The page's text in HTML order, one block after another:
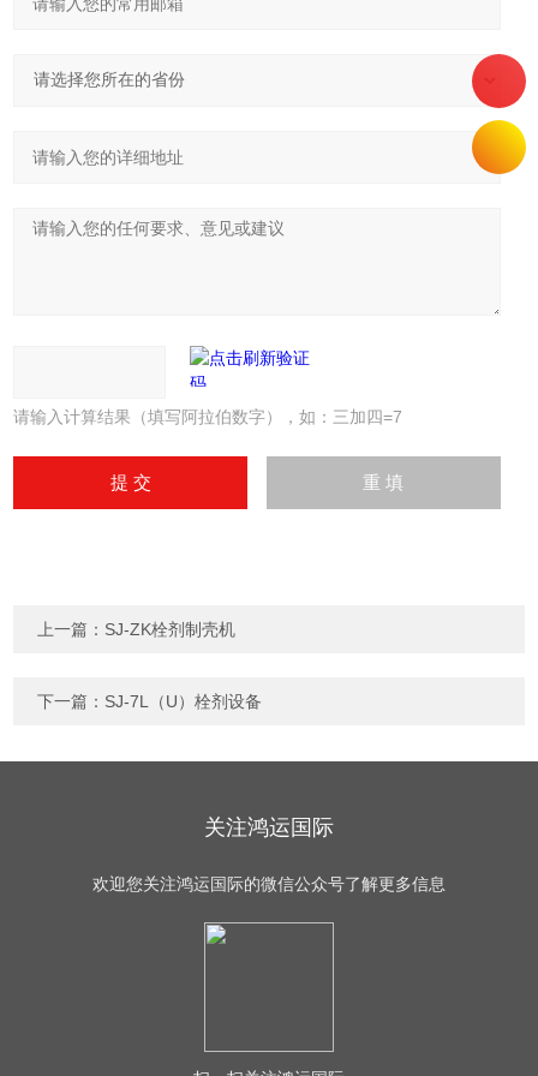
请输入计算结果（填写阿拉伯数字），如：三加四=7
上一篇： SJ-ZK栓剂制壳机
下一篇： SJ-7L（U）栓剂设备
关注鸿运国际
欢迎您关注鸿运国际的微信公众号了解更多信息